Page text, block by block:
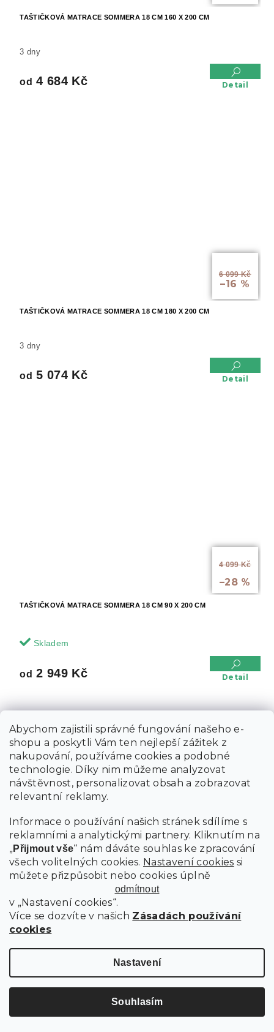
Abychom zajistili správné fungování našeho e-
shopu a poskytli Vám ten nejlepší zážitek z
nakupování, používáme cookies a podobné
technologie. Díky nim můžeme analyzovat
návštěvnost, personalizovat obsah a zobrazovat
relevantní reklamy.
Informace o používání našich stránek sdílíme s
reklamními a analytickými partnery. Kliknutím na
„Přijmout vše“ nám dáváte souhlas ke zpracování
všech volitelných cookies. Nastavení cookies si
můžete přizpůsobit nebo cookies úplně
odmítnout
v „Nastavení cookies“.
Více se dozvíte v našich Zásadách používání
cookies
Nastavení
Souhlasím
TAŠTIČKOVÁ MATRACE SOMMERA 18 CM 160 X 200 CM
3 dny
od 4 684 Kč Detail
6 099 Kč
–16 %
TAŠTIČKOVÁ MATRACE SOMMERA 18 CM 180 X 200 CM
3 dny
od 5 074 Kč Detail
4 099 Kč
–28 %
TAŠTIČKOVÁ MATRACE SOMMERA 18 CM 90 X 200 CM
Skladem
od 2 949 Kč Detail
O
v
l
á
d
a
c
r
v
k
y
v
ý
p
s
u
Kontakt
info@scandishop.cz
SCANDIshop CZ
scandishop.cz
Sledování objednávky
Možnosti dopravy
Možnosti platby
Kontakty
Všeobecné Obchodní podmínky